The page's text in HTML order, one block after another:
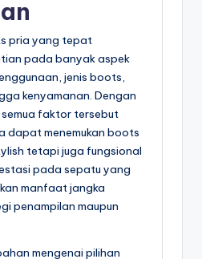
pria yang tepat
pada banyak aspek
jenis boots,
kenyamanan. Dengan
faktor tersebut
dapat menemukan boots
tetapi juga fungsional
pada sepatu yang
manfaat jangka
penampilan maupun
mengenai pilihan